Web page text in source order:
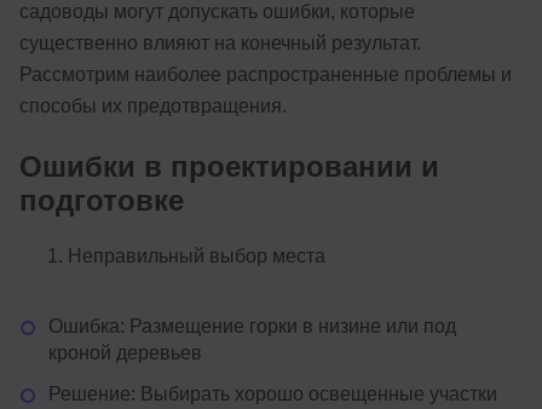
садоводы могут допускать ошибки, которые
существенно влияют на конечный результат.
Рассмотрим наиболее распространенные проблемы и
способы их предотвращения.
Ошибки в проектировании и
подготовке
Неправильный выбор места
Ошибка: Размещение горки в низине или под
кроной деревьев
Решение: Выбирать хорошо освещенные участки